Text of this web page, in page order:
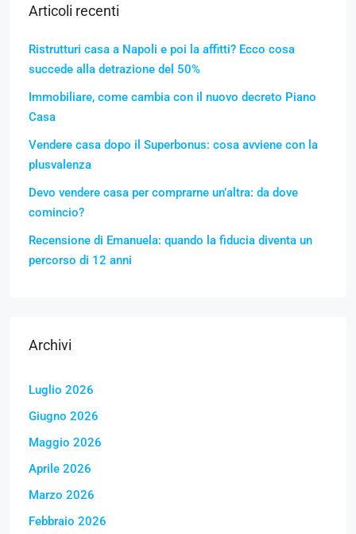
Articoli recenti
Ristrutturi casa a Napoli e poi la affitti? Ecco cosa
succede alla detrazione del 50%
Immobiliare, come cambia con il nuovo decreto Piano
Casa
Vendere casa dopo il Superbonus: cosa avviene con la
plusvalenza
Devo vendere casa per comprarne un’altra: da dove
comincio?
Recensione di Emanuela: quando la fiducia diventa un
percorso di 12 anni
Archivi
Luglio 2026
Giugno 2026
Maggio 2026
Aprile 2026
Marzo 2026
Febbraio 2026